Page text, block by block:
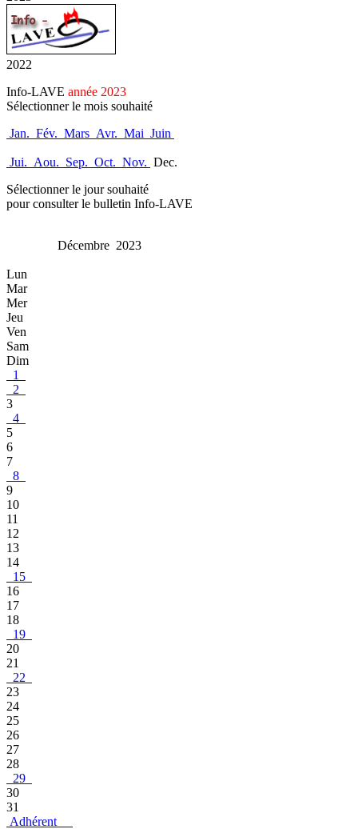
2022
Info-LAVE année 2023
Sélectionner le mois souhaité
Jan. Fév. Mars Avr. Mai Juin
Jui. Aou. Sep. Oct. Nov. Dec.
Sélectionner le jour souhaité
pour consulter le bulletin Info-LAVE
Décembre 2023
Lun
Mar
Mer
Jeu
Ven
Sam
Dim
1
2
3
4
5
6
7
8
9
10
11
12
13
14
15
16
17
18
19
20
21
22
23
24
25
26
27
28
29
30
31
Adhérent